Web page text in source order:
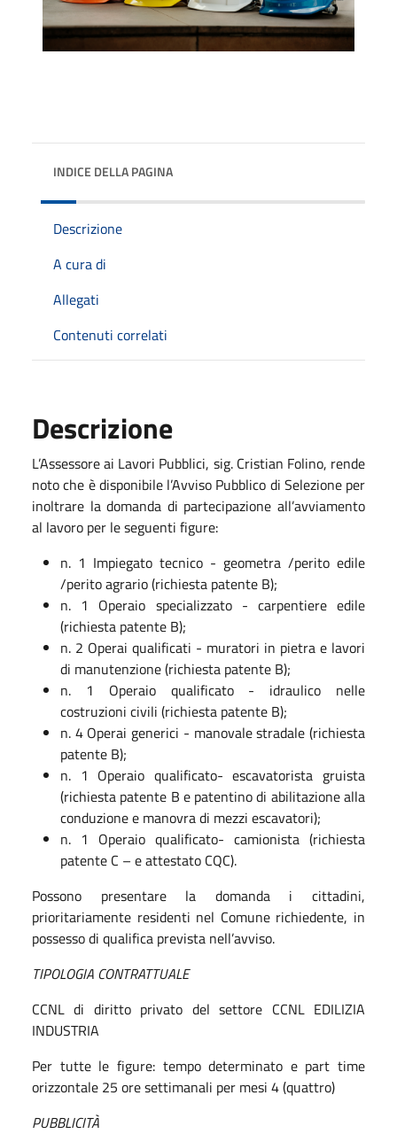
INDICE DELLA PAGINA
Descrizione
A cura di
Allegati
Contenuti correlati
Descrizione
L’Assessore ai Lavori Pubblici, sig. Cristian Folino, rende
noto che è disponibile l’Avviso Pubblico di Selezione per
inoltrare la domanda di partecipazione all’avviamento
al lavoro per le seguenti figure:
n. 1 Impiegato tecnico - geometra /perito edile
/perito agrario (richiesta patente B);
n. 1 Operaio specializzato - carpentiere edile
(richiesta patente B);
n. 2 Operai qualificati - muratori in pietra e lavori
di manutenzione (richiesta patente B);
n. 1 Operaio qualificato - idraulico nelle
costruzioni civili (richiesta patente B);
n. 4 Operai generici - manovale stradale (richiesta
patente B);
n. 1 Operaio qualificato- escavatorista gruista
(richiesta patente B e patentino di abilitazione alla
conduzione e manovra di mezzi escavatori);
n. 1 Operaio qualificato- camionista (richiesta
patente C – e attestato CQC).
Possono presentare la domanda i cittadini,
prioritariamente residenti nel Comune richiedente, in
possesso di qualifica prevista nell’avviso.
TIPOLOGIA CONTRATTUALE
CCNL di diritto privato del settore CCNL EDILIZIA
INDUSTRIA
Per tutte le figure: tempo determinato e part time
orizzontale 25 ore settimanali per mesi 4 (quattro)
PUBBLICITÀ